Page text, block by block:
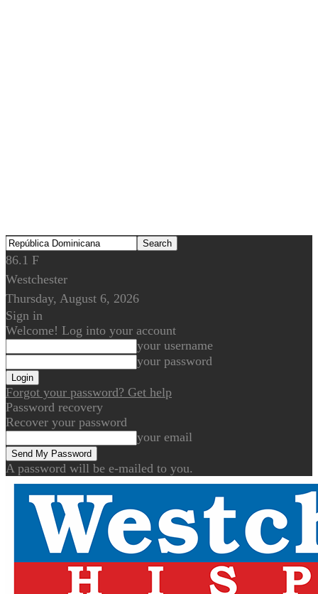
86.1 F
Westchester
Thursday, August 6, 2026
Sign in
Welcome! Log into your account
your username
your password
Forgot your password? Get help
Password recovery
Recover your password
your email
A password will be e-mailed to you.